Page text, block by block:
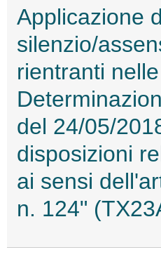
Applicazione
silenzio/
rientranti
del 24/05/
disposizioni
ai sensi
n. 124"